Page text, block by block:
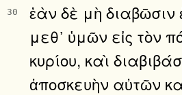
30
ἐὰν δὲ μὴ διαβῶσιν
μεθ᾿ ὑμῶν εἰς τὸν
κυρίου, καὶ
ἀποσκευὴν αὐτῶν